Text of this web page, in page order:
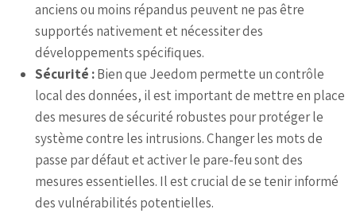
anciens ou moins répandus peuvent ne pas être
supportés nativement et nécessiter des
développements spécifiques.
Sécurité :Bien que Jeedom permette un contrôle
local des données, il est important de mettre en place
des mesures de sécurité robustes pour protéger le
système contre les intrusions. Changer les mots de
passe par défaut et activer le pare-feu sont des
mesures essentielles. Il est crucial de se tenir informé
des vulnérabilités potentielles.